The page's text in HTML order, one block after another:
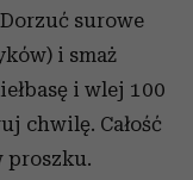
surowe
i smaż
i wlej 100
chwilę. Całość
proszku.